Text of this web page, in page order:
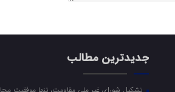
جدیدترین مطالب